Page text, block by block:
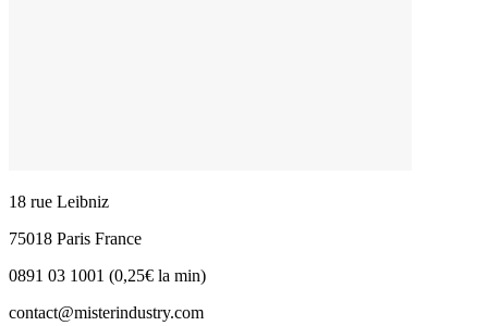
18 rue Leibniz
75018 Paris France
0891 03 1001 (0,25€ la min)
contact@misterindustry.com